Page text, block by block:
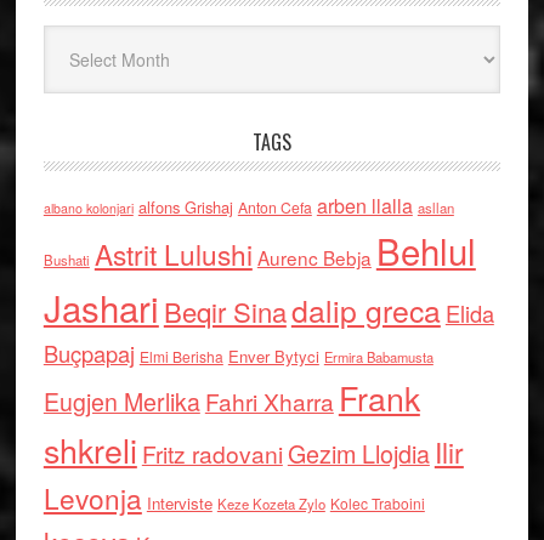
TAGS
albano kolonjari alfons Grishaj Anton Cefa arben llalla asllan
Bushati Astrit Lulushi Aurenc Bebja Behlul
Jashari Beqir Sinadalip grecaElida
Buçpapaj Elmi Berisha Enver Bytyci Ermira Babamusta
Eugjen MerlikaFahri Xharra Frank
shkreli Fritz radovaniGezim Llojdia Ilir
Levonja Interviste Keze Kozeta Zylo Kolec Traboini